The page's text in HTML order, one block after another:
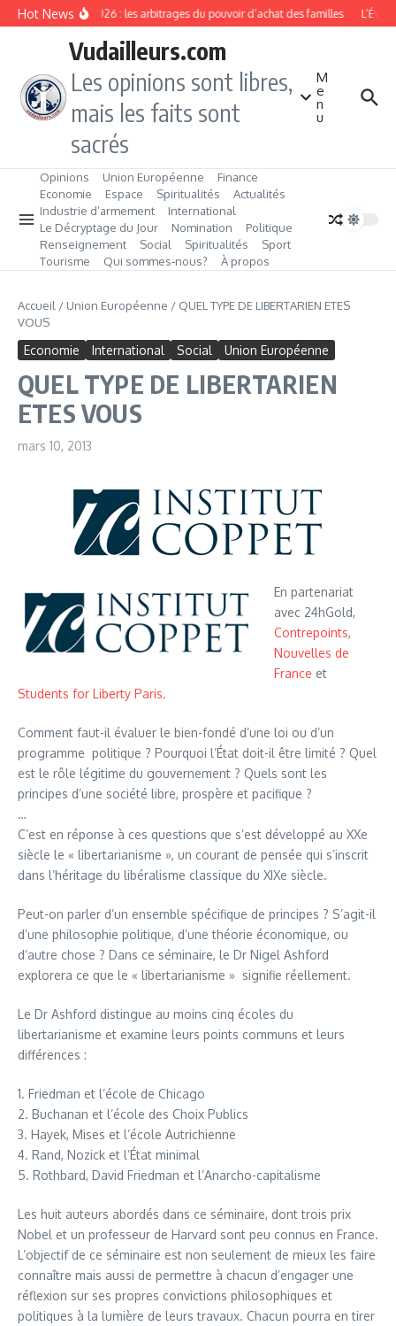
Aller au contenu
Hot NewsRentrée 2026 : les arbitrages du pouvoir d’achat des familles
Vudailleurs.com
Les opinions sont libres,
mais les faits sont
sacrés
M
e
n
u
Opinions Union Européenne
Finance
Economie
Espace Spiritualités
Actualités
Industrie d’armement
International
Le Décryptage du Jour
Nomination
Politique
Renseignement
Social Spiritualités
Sport
Tourisme
Qui sommes‑nous? À propos
Accueil / Union Européenne / QUEL TYPE DE LIBERTARIEN ETES
VOUS
Economie International Social Union Européenne
QUEL TYPE DE LIBERTARIEN
ETES VOUS
mars 10, 2013
En partenariat
avec 24hGold,
Contrepoints,
Nouvelles de
France et
Students for Liberty Paris.
Comment faut-il évaluer le bien-fondé d’une loi ou d’un
programme politique ? Pourquoi l’État doit-il être limité ? Quel
est le rôle légitime du gouvernement ? Quels sont les
principes d’une société libre, prospère et pacifique ?
…
C’est en réponse à ces questions que s’est développé au XXe
siècle le « libertarianisme », un courant de pensée qui s’inscrit
dans l’héritage du libéralisme classique du XIXe siècle.
Peut-on parler d’un ensemble spécifique de principes ? S’agit-il
d’une philosophie politique, d’une théorie économique, ou
d’autre chose ? Dans ce séminaire, le Dr Nigel Ashford
explorera ce que le « libertarianisme » signifie réellement.
Le Dr Ashford distingue au moins cinq écoles du
libertarianisme et examine leurs points communs et leurs
différences :
1. Friedman et l’école de Chicago
2. Buchanan et l’école des Choix Publics
3. Hayek, Mises et l’école Autrichienne
4. Rand, Nozick et l’État minimal
5. Rothbard, David Friedman et l’Anarcho-capitalisme
Les huit auteurs abordés dans ce séminaire, dont trois prix
Nobel et un professeur de Harvard sont peu connus en France.
L’objectif de ce séminaire est non seulement de mieux les faire
connaître mais aussi de permettre à chacun d’engager une
réflexion sur ses propres convictions philosophiques et
politiques à la lumière de leurs travaux. Chacun pourra en tirer